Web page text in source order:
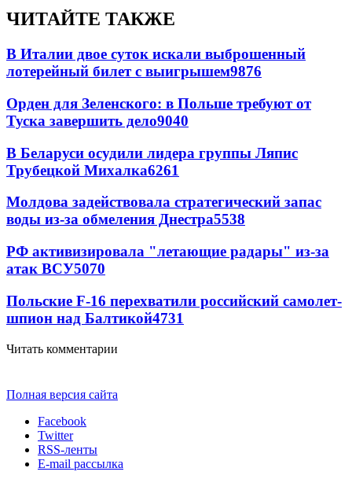
ЧИТАЙТЕ ТАКЖЕ
В Италии двое суток искали выброшенный
лотерейный билет с выигрышем9876
Орден для Зеленского: в Польше требуют от
Туска завершить дело9040
В Беларуси осудили лидера группы Ляпис
Трубецкой Михалка6261
Молдова задействовала стратегический запас
воды из-за обмеления Днестра5538
РФ активизировала "летающие радары" из-за
атак ВСУ5070
Польские F-16 перехватили российский самолет-
шпион над Балтикой4731
Читать комментарии
Полная версия сайта
Facebook
Twitter
RSS-ленты
E-mail рассылка